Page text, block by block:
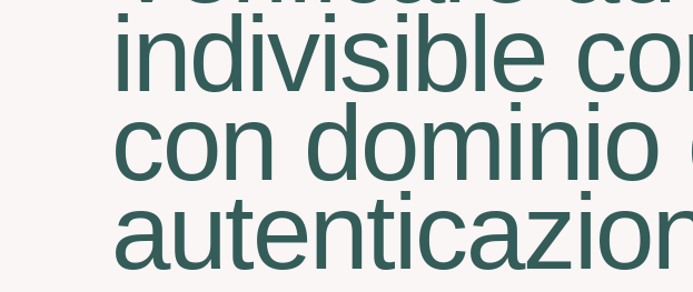
indivisible
con